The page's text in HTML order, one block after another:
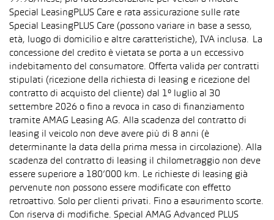
Special LeasingPLUS Care e rata assicurazione sulle rate
Special LeasingPLUS Care (possono variare in base a sesso,
età, luogo di domicilio e altre caratteristiche), IVA inclusa. La
concessione del credito è vietata se porta a un eccessivo
indebitamento del consumatore. Offerta valida per contratti
stipulati (ricezione della richiesta di leasing e ricezione del
contratto di acquisto del cliente) dal 1° luglio al 30
settembre 2026 o fino a revoca in caso di finanziamento
tramite AMAG Leasing AG. Alla scadenza del contratto di
leasing il veicolo non deve avere più di 8 anni (è
determinante la data della prima messa in circolazione). Alla
scadenza del contratto di leasing il chilometraggio non deve
essere superiore a 180’000 km. Le richieste di leasing già
pervenute non possono essere modificate con effetto
retroattivo. Solo per clienti privati. Fino a esaurimento scorte.
Con riserva di modifiche. Special AMAG Advanced PLUS